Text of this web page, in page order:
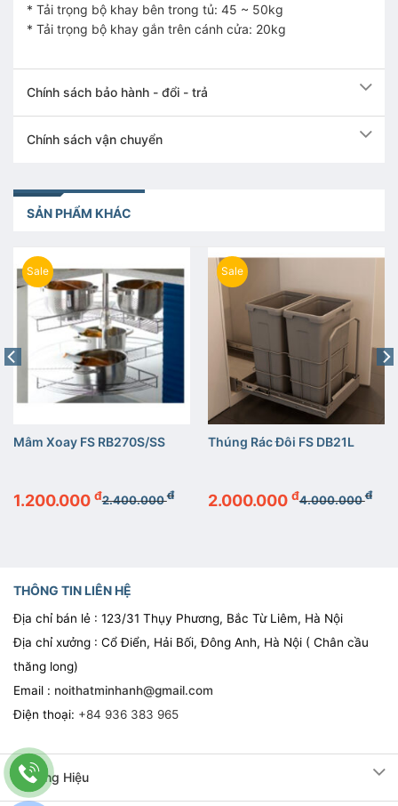
* Tải trọng bộ khay bên trong tủ: 45 ~ 50kg
* Tải trọng bộ khay gắn trên cánh cửa: 20kg
Chính sách bảo hành - đổi - trả
Chính sách vận chuyển
SẢN PHẨM KHÁC
Sale
Mâm Xoay FS RB270S/SS
2.400.000đ
1.200.000 đ
Sale
Thúng Rác Đôi FS DB21L
4.000.000đ
2.000.000 đ
THÔNG TIN LIÊN HỆ
Địa chỉ bán lẻ : 123/31 Thụy Phương, Bắc Từ Liêm, Hà Nội
Địa chỉ xưởng : Cổ Điển, Hải Bối, Đông Anh, Hà Nội ( Chân cầu
thăng long)
Email : noithatminhanh@gmail.com
Điện thoại: +84 936 383 965
Thương Hiệu